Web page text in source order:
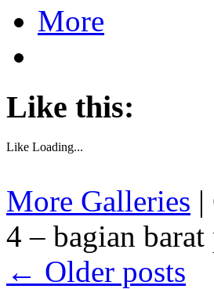
More
Like this:
Like Loading...
More Galleries |
4 – bagian
← Older posts